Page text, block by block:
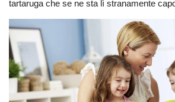
tartaruga che se ne sta lì stranamente